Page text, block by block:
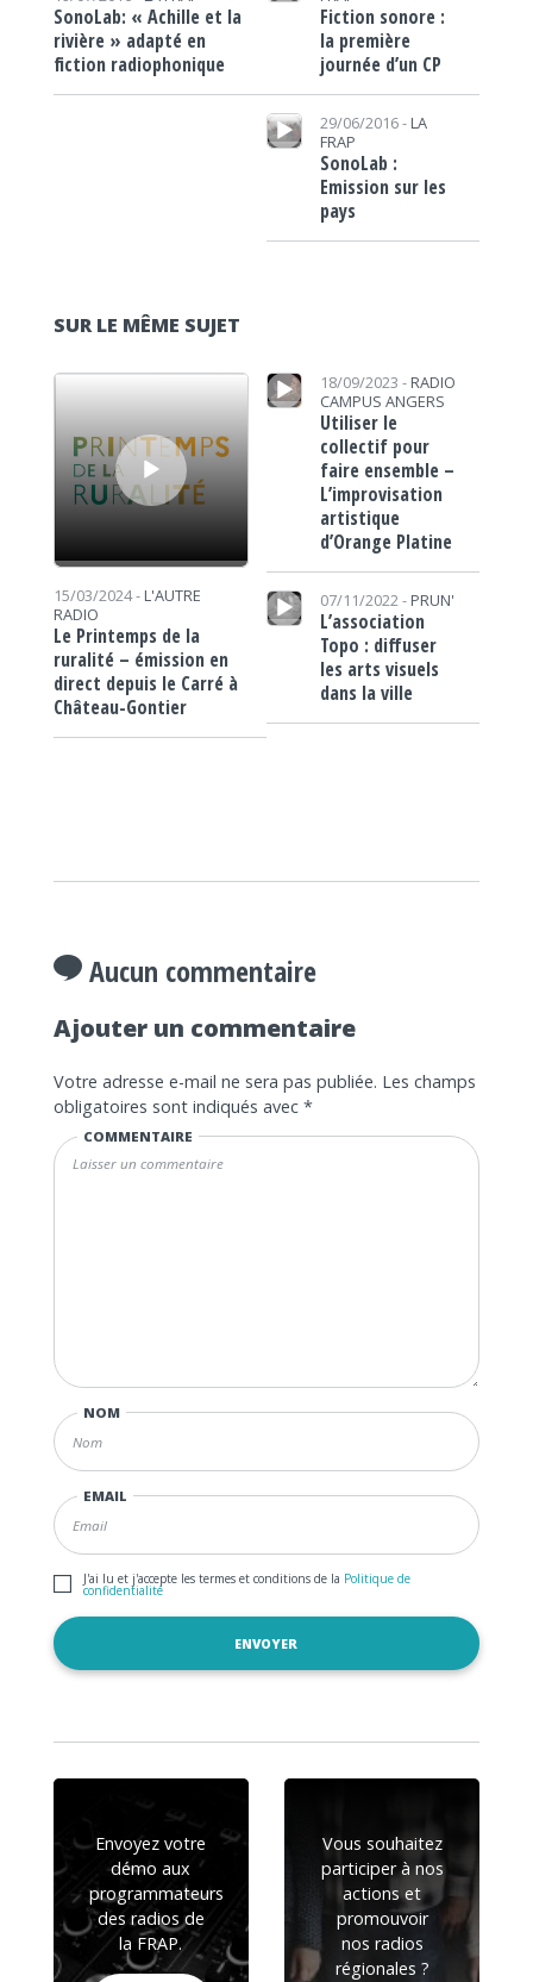
SonoLab: « Achille et la
rivière » adapté en
fiction radiophonique
Fiction sonore :
la première
journée d’un CP
Lecteur audio
29/06/2016 - LA
FRAP
SonoLab :
Emission sur les
pays
SUR LE MÊME SUJET
Lecteur audio
15/03/2024 - L'AUTRE
RADIO
Le Printemps de la
ruralité – émission en
direct depuis le Carré à
Château-Gontier
Lecteur audio 18/09/2023 - RADIO
CAMPUS ANGERS
Utiliser le
collectif pour
faire ensemble –
L’improvisation
artistique
d’Orange Platine
Lecteur audio
07/11/2022 - PRUN'
L’association
Topo : diffuser
les arts visuels
dans la ville
Aucun commentaire
Ajouter un commentaire
Votre adresse e-mail ne sera pas publiée. Les champs
obligatoires sont indiqués avec *
COMMENTAIRE
NOM
EMAIL
J'ai lu et j'accepte les termes et conditions de la Politique de
confidentialité
Envoyez votre
démo aux
programmateurs
des radios de
la FRAP.
Vous souhaitez
participer à nos
actions et
promouvoir
nos radios
régionales ?